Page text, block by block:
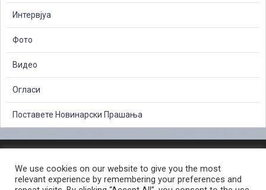
Интервјуа
Фото
Видео
Огласи
Поставете Новинарски Прашања
СЛОБОДЕН ПРИСТАП ДО ИНФОРМАЦИИ ОД ЈАВЕН КАРАКТЕР
ПОСТАПКА ЗА ПРИЈАВА НА КРИВИЧНО ДЕЛО
КОРИСНИ ЛИНКОВИ
We use cookies on our website to give you the most
relevant experience by remembering your preferences and